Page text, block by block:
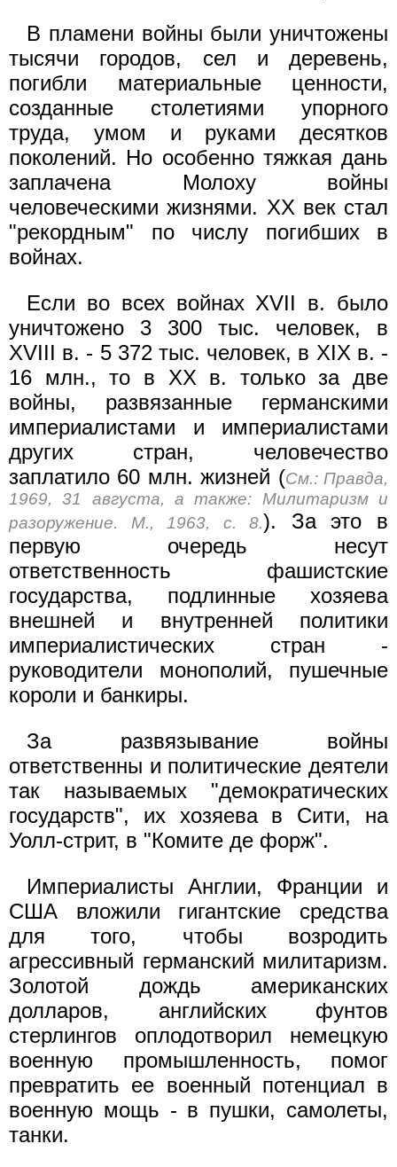
В пламени войны были уничтожены
тысячи городов, сел и деревень,
погибли материальные ценности,
созданные столетиями упорного
труда, умом и руками десятков
поколений. Но особенно тяжкая дань
заплачена Молоху войны
человеческими жизнями. XX век стал
"рекордным" по числу погибших в
войнах.
Если во всех войнах XVII в. было
уничтожено 3 300 тыс. человек, в
XVIII в. - 5 372 тыс. человек, в XIX в. -
16 млн., то в XX в. только за две
войны, развязанные германскими
империалистами и империалистами
других стран, человечество
заплатило 60 млн. жизней (См.: Правда,
1969, 31 августа, а также: Милитаризм и
разоружение. М., 1963, с. 8.). За это в
первую очередь несут
ответственность фашистские
государства, подлинные хозяева
внешней и внутренней политики
империалистических стран -
руководители монополий, пушечные
короли и банкиры.
За развязывание войны
ответственны и политические деятели
так называемых "демократических
государств", их хозяева в Сити, на
Уолл-стрит, в "Комите де форж".
Империалисты Англии, Франции и
США вложили гигантские средства
для того, чтобы возродить
агрессивный германский милитаризм.
Золотой дождь американских
долларов, английских фунтов
стерлингов оплодотворил немецкую
военную промышленность, помог
превратить ее военный потенциал в
военную мощь - в пушки, самолеты,
танки.